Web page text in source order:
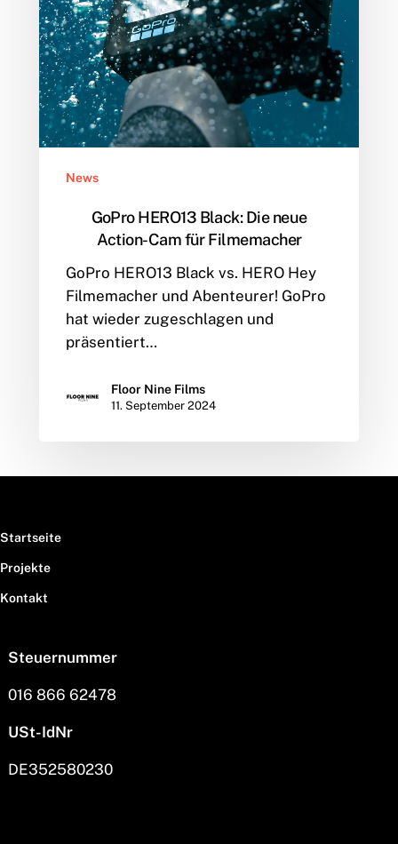
Filmemacher
News
GoPro HERO13 Black: Die neue
Action-Cam für Filmemacher
GoPro HERO13 Black vs. HERO Hey
Filmemacher und Abenteurer! GoPro
hat wieder zugeschlagen und
präsentiert…
Floor Nine Films
11. September 2024
Startseite
Projekte
Kontakt
Steuernummer
016 866 62478
USt-IdNr
DE352580230